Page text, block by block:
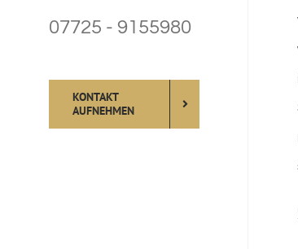
07725 - 9155980
KONTAKT
AUFNEHMEN